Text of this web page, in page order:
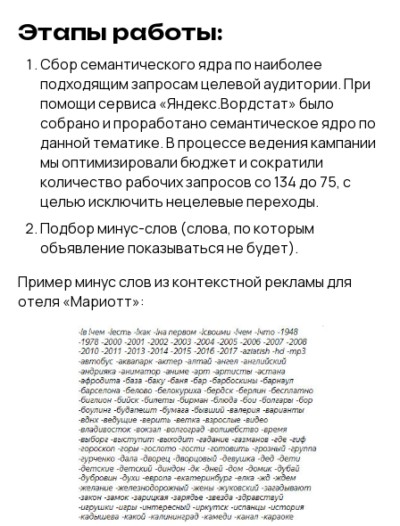
Этапы работы:
Сбор семантического ядра по наиболее
подходящим запросам целевой аудитории. При
помощи сервиса «Яндекс.Вордстат» было
собрано и проработано семантическое ядро по
данной тематике. В процессе ведения кампании
мы оптимизировали бюджет и сократили
количество рабочих запросов со 134 до 75, с
целью исключить нецелевые переходы.
Подбор минус-слов (слова, по которым
объявление показываться не будет).
Пример минус слов из контекстной рекламы для
отеля «Мариотт»: